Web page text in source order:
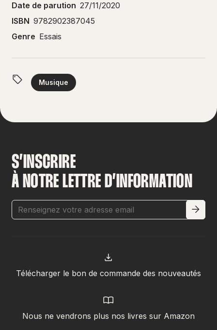
Date de parution 27/11/2020
ISBN 9782902387045
Genre Essais
Musique
S’INSCRIRE
À NOTRE LETTRE D’INFORMATION
Télécharger le bon de commande des nouveautés
Nous ne vendrons plus nos livres sur Amazon